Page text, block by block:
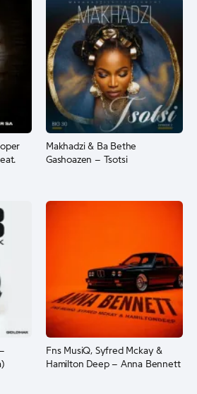
Makhadzi & Ba Bethe
Gashoazen – Tsotsi
Fns MusiQ, Syfred Mckay &
Hamilton Deep – Anna Bennett